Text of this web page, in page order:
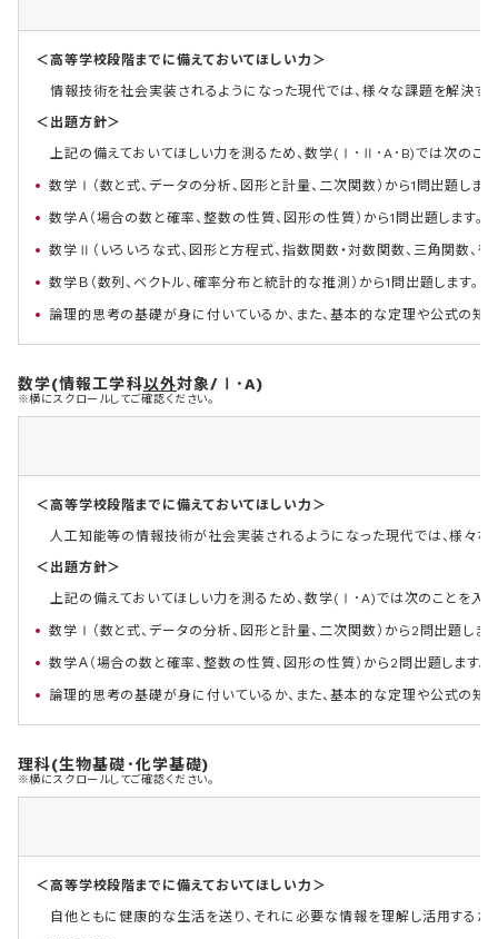
＜高等学校段階までに備えておいてほしい力＞
情報技術を社会実装されるようになった現代では、様々な課題を解決
＜出題方針＞
上記の備えておいてほしい力を測るため、数学(Ⅰ･Ⅱ･A･B)では次のこと
数学Ⅰ（数と式、データの分析、図形と計量、二次関数）から1問出題します
数学Ａ（場合の数と確率、整数の性質、図形の性質）から1問出題します。
数学Ⅱ（いろいろな式、図形と方程式、指数関数・対数関数、三角関数、微
数学Ｂ（数列、ベクトル、確率分布と統計的な推測）から1問出題します。
論理的思考の基礎が身に付いているか、また、基本的な定理や公式の知
数学(情報工学科以外対象/Ⅰ･A)
※横にスクロールしてご確認ください。
＜高等学校段階までに備えておいてほしい力＞
人工知能等の情報技術が社会実装されるようになった現代では、様々
＜出題方針＞
上記の備えておいてほしい力を測るため、数学(Ⅰ･A)では次のことを入
数学Ⅰ（数と式、データの分析、図形と計量、二次関数）から2問出題します
数学Ａ（場合の数と確率、整数の性質、図形の性質）から2問出題します。
論理的思考の基礎が身に付いているか、また、基本的な定理や公式の知
理科(生物基礎･化学基礎)
※横にスクロールしてご確認ください。
＜高等学校段階までに備えておいてほしい力＞
自他ともに健康的な生活を送り、それに必要な情報を理解し活用するた